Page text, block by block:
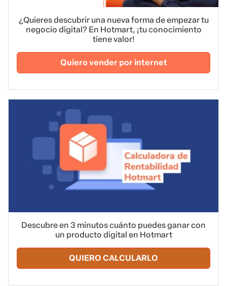
¿Quieres descubrir una nueva forma de empezar tu
negocio digital? En Hotmart, ¡tu conocimiento
tiene valor!
Quiero vender por internet
Descubre en 3 minutos cuánto puedes ganar con
un producto digital en Hotmart
QUIERO CALCULARLO